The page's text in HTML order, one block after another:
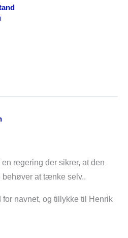
regering der sikrer, at den
at tænke selv..
navnet, og tillykke til Henrik